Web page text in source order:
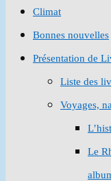
Climat
Bonnes nouvelles
Présentation de
Liste des
Voyages,
Le